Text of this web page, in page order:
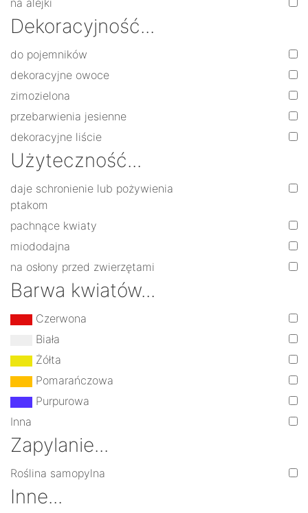
na alejki
Dekoracyjność...
do pojemników
dekoracyjne owoce
zimozielona
przebarwienia jesienne
dekoracyjne liście
Użyteczność...
daje schronienie lub pożywienia
ptakom
pachnące kwiaty
miododajna
na osłony przed zwierzętami
Barwa kwiatów...
Czerwona
Biała
Żółta
Pomarańczowa
Purpurowa
Inna
Zapylanie...
Roślina samopylna
Inne...